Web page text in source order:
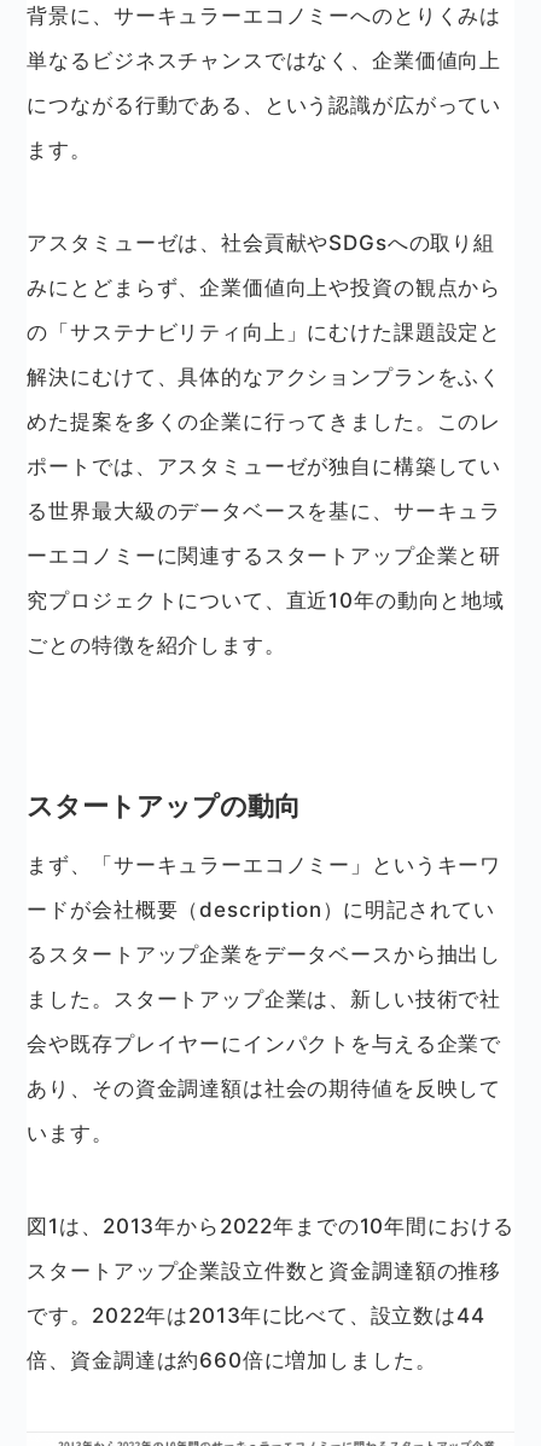
背景に、サーキュラーエコノミーへのとりくみは
単なるビジネスチャンスではなく、企業価値向上
につながる行動である、という認識が広がってい
ます。
アスタミューゼは、社会貢献やSDGsへの取り組
みにとどまらず、企業価値向上や投資の観点から
の「サステナビリティ向上」にむけた課題設定と
解決にむけて、具体的なアクションプランをふく
めた提案を多くの企業に行ってきました。このレ
ポートでは、アスタミューゼが独自に構築してい
る世界最大級のデータベースを基に、サーキュラ
ーエコノミーに関連するスタートアップ企業と研
究プロジェクトについて、直近10年の動向と地域
ごとの特徴を紹介します。
スタートアップの動向
まず、「サーキュラーエコノミー」というキーワ
ードが会社概要（description）に明記されてい
るスタートアップ企業をデータベースから抽出し
ました。スタートアップ企業は、新しい技術で社
会や既存プレイヤーにインパクトを与える企業で
あり、その資金調達額は社会の期待値を反映して
います。
図1は、2013年から2022年までの10年間における
スタートアップ企業設立件数と資金調達額の推移
です。2022年は2013年に比べて、設立数は44
倍、資金調達は約660倍に増加しました。